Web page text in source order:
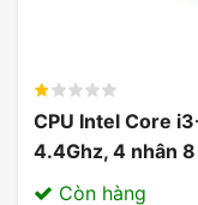
CPU Intel Core
4.4Ghz, 4 nhân
03/2025
Còn hàng